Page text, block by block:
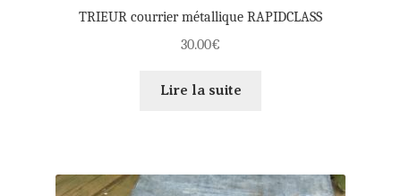
TRIEUR courrier métallique RAPIDCLASS
30.00€
Lire la suite